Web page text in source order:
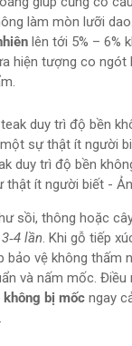
làm mòn lưỡi
lên tới 5% – 6%
hiện tượng co ngót
duy trì độ bền
thật ít người biết -
sồi, thông hoặc
lần. Khi gỗ tiếp
bảo vệ không thấm
và nấm mốc. Điều
không bị mốc ngay